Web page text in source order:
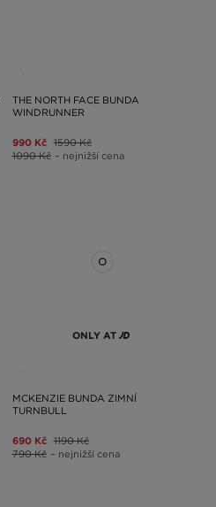
THE NORTH FACE BUNDA
WINDRUNNER
990 Kč 1590 Kč
1090 Kč – nejnižší cena
ONLY AT
MCKENZIE BUNDA ZIMNÍ
TURNBULL
690 Kč 1190 Kč
790 Kč – nejnižší cena